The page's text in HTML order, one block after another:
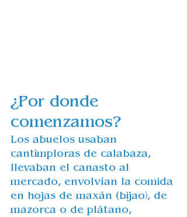
¿Por donde
comenzamos?
Los abuelos usaban
cantimploras de calabaza,
llevaban el canasto al
mercado, envolvían la comida
en hojas de maxán (bijao), de
mazorca o de plátano,